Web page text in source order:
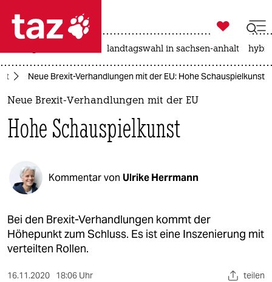
 taz zahl ich
taz zahl ich
politik
öko
gesellschaft
kultur
sport
berlin

taz zahl ich
landtagswahl in sachsen-anhalt
Neue Brexit-Verhandlungen mit der EU: Hohe Schauspielkunst
Neue Brexit-Verhandlungen mit der EU
Hohe Schauspielkunst
Kommentar von Ulrike Herrmann
Bei den Brexit-Verhandlungen kommt der
Höhepunkt zum Schluss. Es ist eine Inszenierung mit
verteilten Rollen.
16.11.2020 18:06 Uhr teilen